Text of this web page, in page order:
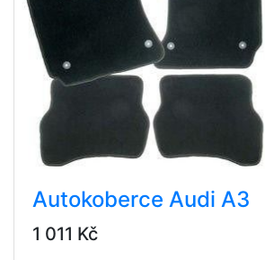
Autokoberce Audi A3
1 011 Kč